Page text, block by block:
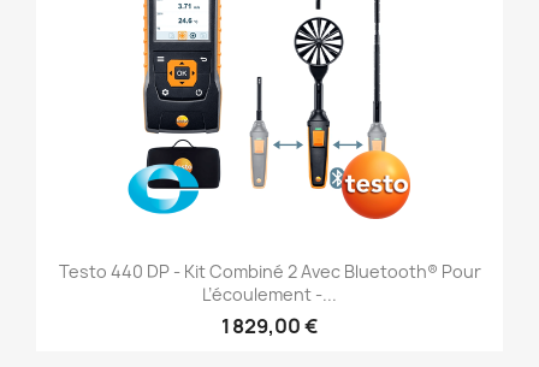
Testo 440 DP - Kit Combiné 2 Avec Bluetooth® Pour
L’écoulement -...
1 829,00 €